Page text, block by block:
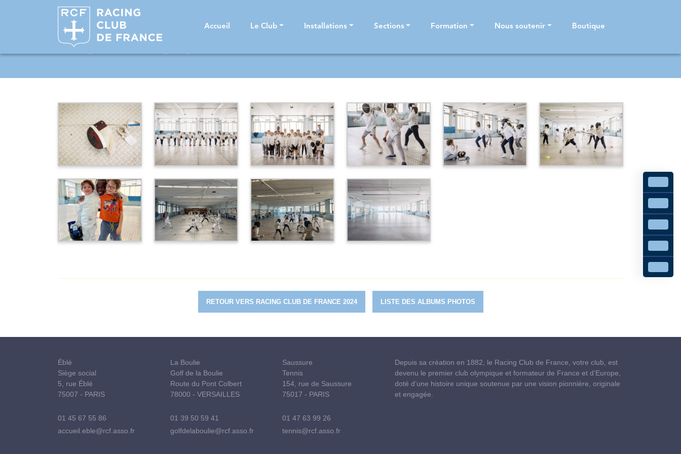
Accueil Le Club Installations Sections Formation Nous soutenir Boutique
RCF ESCRIME
RETOUR VERS RACING CLUB DE FRANCE 2024 LISTE DES ALBUMS PHOTOS
Éblé
Siège social
5, rue Éblé
75007 - PARIS
01 45 67 55 86
accueil.eble@rcf.asso.fr
La Boulie
Golf de la Boulie
Route du Pont Colbert
78000 - VERSAILLES
01 39 50 59 41
golfdelaboulie@rcf.asso.fr
Saussure
Tennis
154, rue de Saussure
75017 - PARIS
01 47 63 99 26
tennis@rcf.asso.fr
Depuis sa création en 1882, le Racing Club de France, votre club, est
devenu le premier club olympique et formateur de France et d’Europe,
doté d’une histoire unique soutenue par une vision pionnière, originale
et engagée.